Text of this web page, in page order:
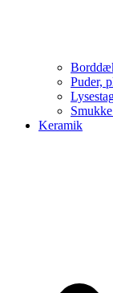
Puder,
Keramik